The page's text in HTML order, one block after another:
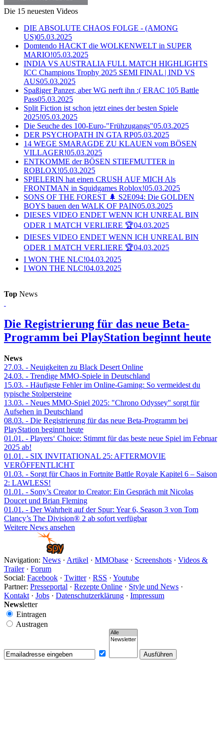
Die 15 neuesten Videos
DIE ABSOLUTE CHAOS FOLGE - (AMONG
US)05.03.2025
Domtendo HACKT die WOLKENWELT in SUPER
MARIO!05.03.2025
INDIA VS AUSTRALIA FULL MATCH HIGHLIGHTS
ICC Champions Trophy 2025 SEMI FINAL | IND VS
AUS05.03.2025
Spaßiger Panzer, aber WG nerft ihn :( ERAC 105 Battle
Pass05.03.2025
Split Fiction ist schon jetzt eines der besten Spiele
2025!05.03.2025
Die Seuche des 100-Euro-"Frühzugangs"05.03.2025
DER PSYCHOPATH IN GTA RP05.03.2025
14 WEGE SMARAGDE ZU KLAUEN vom BÖSEN
VILLAGER!05.03.2025
ENTKOMME der BÖSEN STIEFMUTTER in
ROBLOX!05.03.2025
SPIELERIN hat einen CRUSH AUF MICH Als
FRONTMAN in Squidgames Roblox!05.03.2025
SONS OF THE FOREST 🌲 S2E094: Die GOLDEN
BOYS bauen den WALK OF PAIN05.03.2025
DIESES VIDEO ENDET WENN ICH UNREAL BIN
ODER 1 MATCH VERLIERE 🏆04.03.2025
DIESES VIDEO ENDET WENN ICH UNREAL BIN
ODER 1 MATCH VERLIERE 🏆04.03.2025
I WON THE NLC!04.03.2025
I WON THE NLC!04.03.2025
Top News
Die Registrierung für das neue Beta-
Programm bei PlayStation beginnt heute
News
27.03. - Neuigkeiten zu Black Desert Online
24.03. - Trendige MMO-Spiele in Deutschland
15.03. - Häufigste Fehler im Online-Gaming: So vermeidest du
typische Stolpersteine
13.03. - Neues MMO-Spiel 2025: "Chrono Odyssey" sorgt für
Aufsehen in Deutschland
08.03. - Die Registrierung für das neue Beta-Programm bei
PlayStation beginnt heute
01.01. - Players‘ Choice: Stimmt für das beste neue Spiel im Februar
2025 ab!
01.01. - SIX INVITATIONAL 25: AFTERMOVIE
VERÖFFENTLICHT
01.03. - Sorgt für Chaos in Fortnite Battle Royale Kapitel 6 – Saison
2: LAWLESS!
01.01. - Sony’s Creator to Creator: Ein Gespräch mit Nicolas
Doucet und Brian Fleming
01.01. - Der Wahrheit auf der Spur: Year 6, Season 3 von Tom
Clancy’s The Division® 2 ab sofort verfügbar
Weitere News ansehen
Navigation: News · Artikel · MMObase · Screenshots · Videos &
Trailer· Forum
Social: Facebook · Twitter· RSS · Youtube
Partner: Presseportal · Rezepte Online · Style und News ·
Kontakt · Jobs · Datenschutzerklärung · Impressum
Newsletter
Eintragen
Austragen